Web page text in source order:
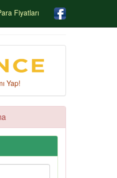
Fiyatları
Yap!